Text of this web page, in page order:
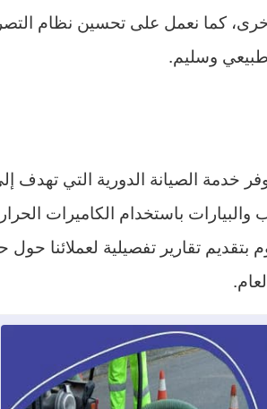
كما نعمل على تحسين نظام
وسليم.
خدمة الصيانة الدورية التي
باستخدام الكاميرات
تقارير تفصيلية لعملائنا حول